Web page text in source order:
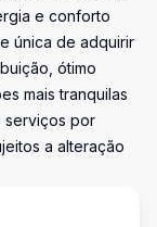
e conforto
única de adquirir
ótimo
mais tranquilas
serviços por
a alteração